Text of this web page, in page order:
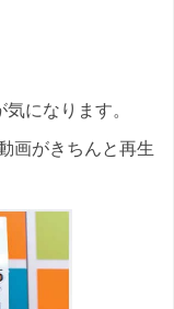
になります。
画がきちんと再生